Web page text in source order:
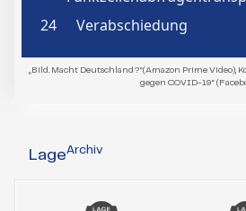
„Bild. Macht Deutschland?“(Amazon Prime Video),
gegen COVID-19“
LageArchiv